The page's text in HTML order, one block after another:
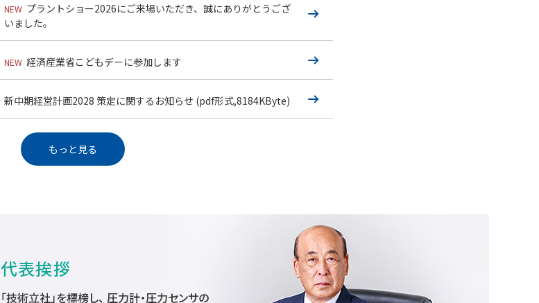
NEW プラントショー2026にご来場いただき、誠にありがとうござ
いました。
NEW 経済産業省こどもデーに参加します
新中期経営計画2028 策定に関するお知らせ (pdf形式,8184KByte)
もっと見る
代表挨拶
「技術立社」を標榜し、 圧力計・圧力センサの